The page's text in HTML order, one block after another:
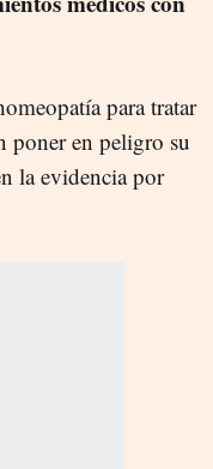
para tratar
poner en peligro su
la evidencia por